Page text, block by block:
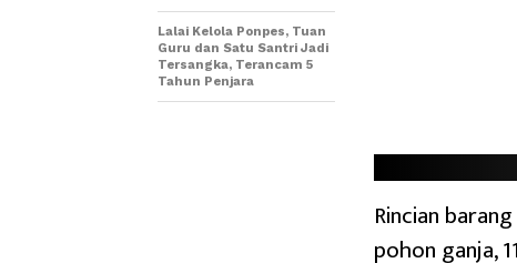
Rincian
pohon ganja,
Lalai Kelola Ponpes, Tuan
Guru dan Satu Santri Jadi
Tersangka, Terancam 5
Tahun Penjara